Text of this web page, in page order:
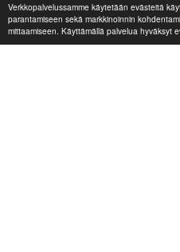
Verkkopalvelussamme käytetään evästeitä
parantamiseen sekä markkinoinnin
mittaamiseen. Käyttämällä palvelua hyväksyt